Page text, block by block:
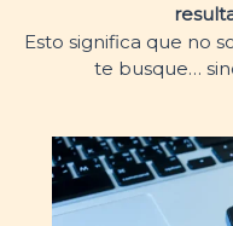
Esto significa que no
te busque…